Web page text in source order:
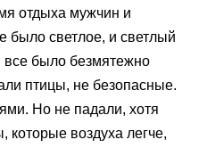
отдыха мужчин и
светлое, и светлый
все было безмятежно
птицы, не безопасные.
Но не падали, хотя
которые воздуха легче,